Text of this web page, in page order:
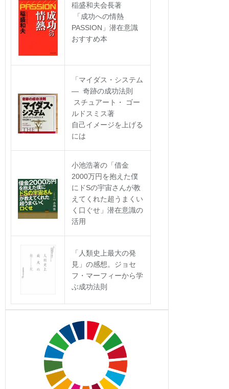
稲盛和夫会長著
「成功への情熱
PASSION」潜在意識
おすすめ本
「マイダス・システム
― 奇跡の成功法則
スチュアート・ ゴー
ルドスミス著
自己イメージを上げる
には
小池浩著の「借金
2000万円を抱えた僕
にドSの宇宙さんが教
えてくれた超うまくい
く口ぐせ」潜在意識の
活用
「人類史上最大の発
見」の感想。ジョセ
フ・マーフィーから学
ぶ成功法則